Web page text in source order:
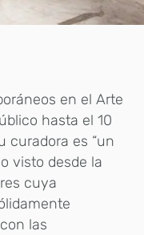
en el Arte
hasta el 10
curadora es “un
visto desde la
cuya
las